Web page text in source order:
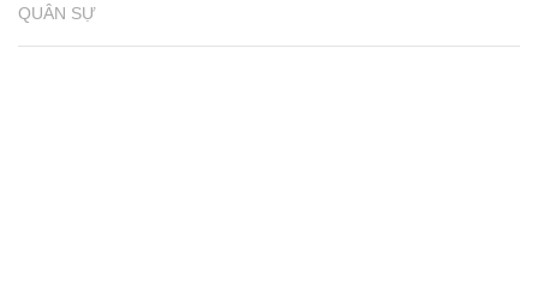
QUÂN SỰ